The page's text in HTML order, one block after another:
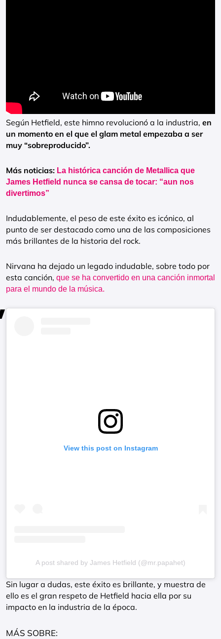
Según Hetfield, este himno revolucionó a la industria, en
un momento en el que el glam metal empezaba a ser
muy “sobreproducido”.
Más noticias: La histórica canción de Metallica que
James Hetfield nunca se cansa de tocar: “aun nos
divertimos”
Indudablemente, el peso de este éxito es icónico, al
punto de ser destacado como una de las composiciones
más brillantes de la historia del rock.
Nirvana ha dejado un legado indudable, sobre todo por
esta canción, que se ha convertido en una canción inmortal
para el mundo de la música.
View this post on Instagram
A post shared by James Hetfield (@mr.papahet)
Sin lugar a dudas, este éxito es brillante, y muestra de
ello es el gran respeto de Hetfield hacia ella por su
impacto en la industria de la época.
MÁS SOBRE: